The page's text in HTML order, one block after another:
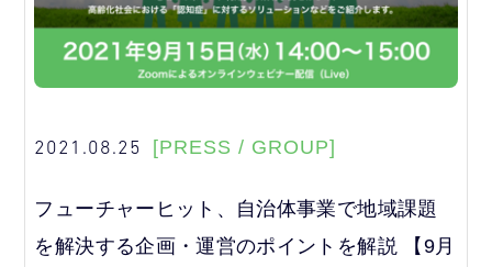
2021.08.25 [PRESS / GROUP]
フューチャーヒット、自治体事業で地域課題
を解決する企画・運営のポイントを解説 【9月